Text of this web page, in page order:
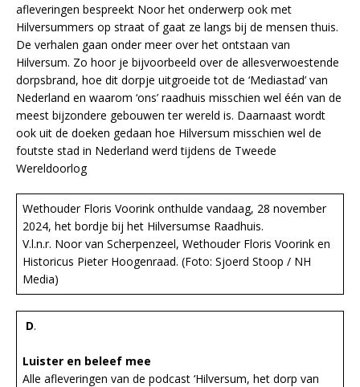
afleveringen bespreekt Noor het onderwerp ook met
Hilversummers op straat of gaat ze langs bij de mensen thuis.
De verhalen gaan onder meer over het ontstaan van
Hilversum. Zo hoor je bijvoorbeeld over de allesverwoestende
dorpsbrand, hoe dit dorpje uitgroeide tot de ‘Mediastad’ van
Nederland en waarom ‘ons’ raadhuis misschien wel één van de
meest bijzondere gebouwen ter wereld is. Daarnaast wordt
ook uit de doeken gedaan hoe Hilversum misschien wel de
foutste stad in Nederland werd tijdens de Tweede
Wereldoorlog
Wethouder Floris Voorink onthulde vandaag, 28 november
2024, het bordje bij het Hilversumse Raadhuis.
V.l.n.r. Noor van Scherpenzeel, Wethouder Floris Voorink en
Historicus Pieter Hoogenraad. (Foto: Sjoerd Stoop / NH
Media)
D.
Luister en beleef mee
Alle afleveringen van de podcast ‘Hilversum, het dorp van